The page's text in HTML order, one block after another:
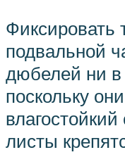
Фиксировать
подвальной
дюбелей ни в
поскольку
листы